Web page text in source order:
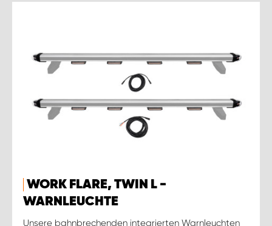
WORK FLARE, TWIN L -
WARNLEUCHTE
Unsere bahnbrechenden integrierten Warnleuchten